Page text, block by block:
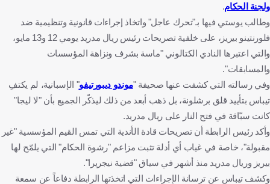
ولجنة الحكام.
وطالب يوستي فيها بـ"تحرك عاجل" واتخاذ إجراءات قانونية وتنظيمية ضد
فلورنتينو بيريز، على خلفية تصريحات رئيس ريال مدريد يومي 12 و13 مايو،
والتي اعتبرها النادي الكتالوني "ماسة بشرف ونزاهة المؤسسات
والمسابقات".
وفي رسالته التي كشفت عنها صحيفة "موندو ديبورتيفو" الإسبانية، لم يكتفِ
تيباس بتأييد قلق برشلونة، بل ذهب أبعد من ذلك ليذكّر الجميع بأن "لا ليجا"
كانت سبّاقة في فتح النار على ريال مدريد.
وأكد رئيس الرابطة أن تصريحات قادة الأندية التي تمس القيم المؤسسية "غير
مقبولة"، خاصة في غياب أي أدلة تثبت مزاعم "رشوة الحكام" التي يلمّح لها
بيريز وريال مدريد منذ أشهر في سياق "قضية نيجريرا".
وكشف تيباس عن ترسانة الإجراءات التي اتخذتها الرابطة دفاعاً عن سمعة